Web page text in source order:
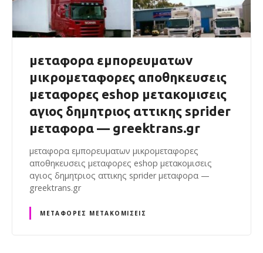
μεταφορα εμπορευματων
μικρομεταφορες αποθηκευσεις
μεταφορες eshop μετακομισεις
αγιος δημητριος αττικης sprider
μεταφορα — greektrans.gr
μεταφορα εμπορευματων μικρομεταφορες
αποθηκευσεις μεταφορες eshop μετακομισεις
αγιος δημητριος αττικης sprider μεταφορα —
greektrans.gr
ΜΕΤΑΦΟΡΈΣ ΜΕΤΑΚΟΜΊΣΕΙΣ